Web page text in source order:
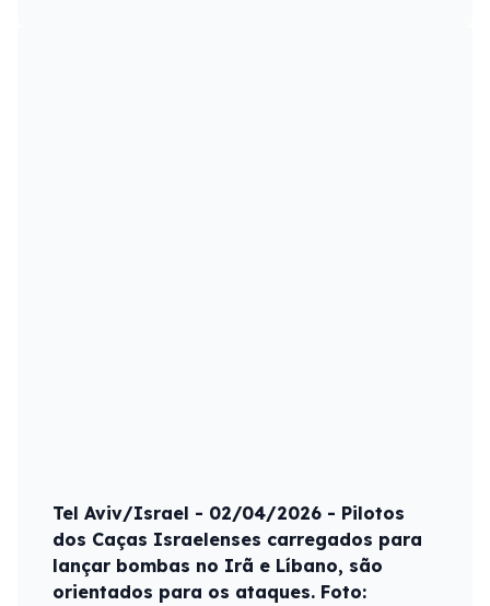
Tel Aviv/Israel - 02/04/2026 - Pilotos
dos Caças Israelenses carregados para
lançar bombas no Irã e Líbano, são
orientados para os ataques. Foto: